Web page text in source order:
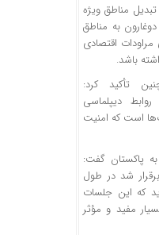
مناطق ویژه
به مناطق
مراودات اقتصادی
باشد.
تأکید کرد:
دیپلماسی
است که امنیت
پاکستان گفت:
شد در طول
گردید که این جلسات
مفید و مؤثر